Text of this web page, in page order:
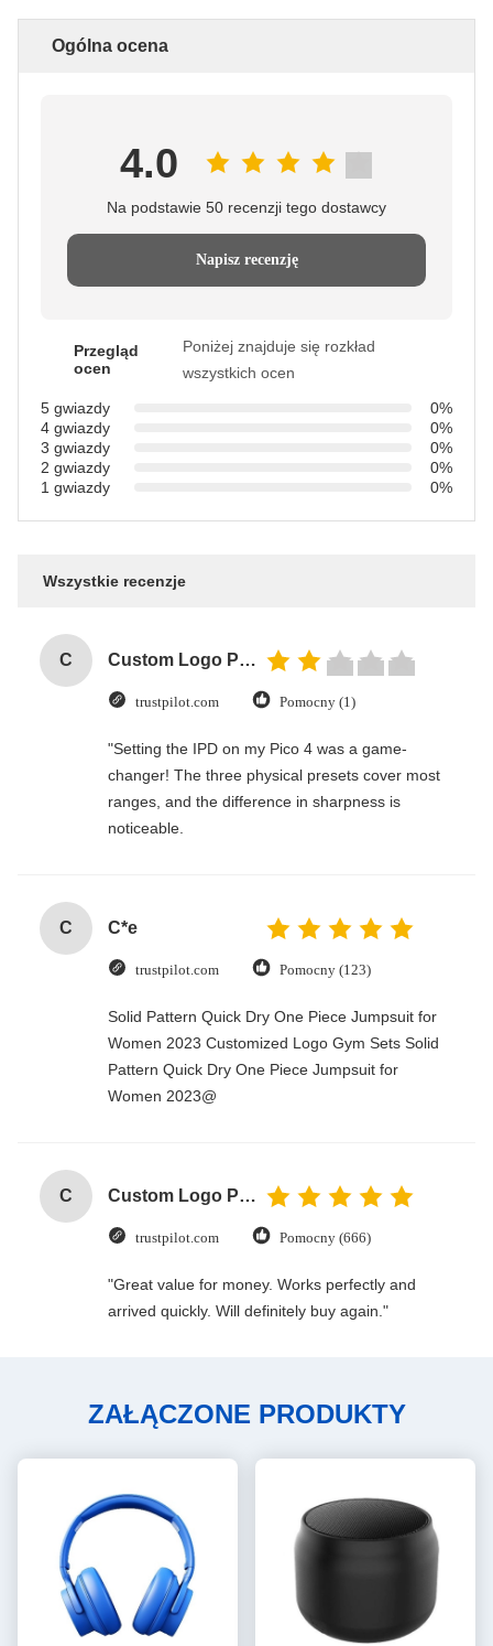
Ogólna ocena
4.0
Na podstawie 50 recenzji tego dostawcy
Napisz recenzję
Przegląd
ocen
Poniżej znajduje się rozkład
wszystkich ocen
5 gwiazdy
0%
4 gwiazdy
0%
3 gwiazdy
0%
2 gwiazdy
0%
1 gwiazdy
0%
Wszystkie recenzje
C Custom Logo Paper Cardboard Packing Folding White / Black / Rose Gold Luxury Magnetic Gift Box with Ribbon Closure
trustpilot.com Pomocny (1)
"Setting the IPD on my Pico 4 was a game-
changer! The three physical presets cover most
ranges, and the difference in sharpness is
noticeable.
C C*e
trustpilot.com Pomocny (123)
Solid Pattern Quick Dry One Piece Jumpsuit for
Women 2023 Customized Logo Gym Sets Solid
Pattern Quick Dry One Piece Jumpsuit for
Women 2023@
C Custom Logo Paper Cardboard Packing Folding White / Black / Rose Gold Luxury Magnetic Gift Box with Ribbon Closure
trustpilot.com Pomocny (666)
"Great value for money. Works perfectly and
arrived quickly. Will definitely buy again."
ZAŁĄCZONE PRODUKTY